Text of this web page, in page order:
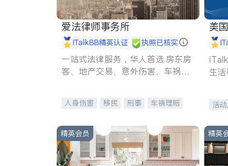
爱法律师事务所
iTalkBB精英认证 执照已核实
一站式法律服务，华人首选.房东房
客、地产交易、意外伤害、车祸重
人身伤害 移民 刑事
车祸理赔
商标注册
索赔 律师-其它 保释
美
生
活
精英会员 精英